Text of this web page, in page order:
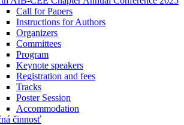
Call for Papers
Instructions for Authors
Organizers
Committees
Program
Keynote speakers
Registration and fees
Tracks
Poster Session
Accommodation
činnosť